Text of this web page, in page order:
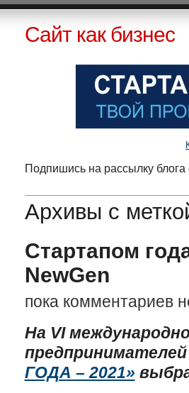
Сайт как бизнес
Подпишись на рассылку блога
Архивы с
Стартапом
NewGen
пока комментариев
На VI
ГОДА – 2021»